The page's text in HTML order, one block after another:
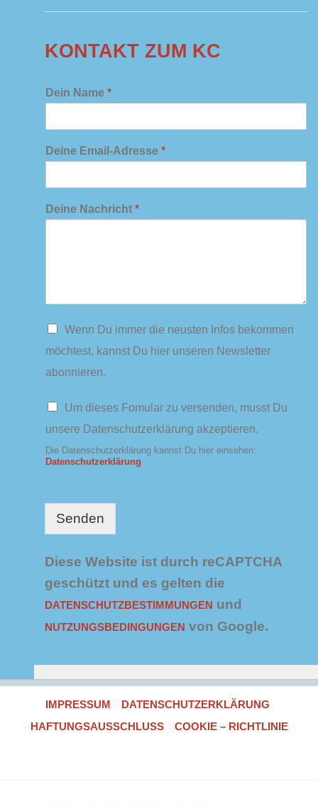
KONTAKT ZUM KC
Dein Name *
Deine Email-Adresse *
Deine Nachricht *
N
w
s
t
t
r
Wenn Du immer die neusten Infos bekommen
möchtest, kannst Du hier unseren Newsletter
abonnieren.
D
t
e
n
h
*
Um dieses Fomular zu versenden, musst Du
unsere Datenschutzerklärung akzeptieren.
Die Datenschutzerklärung kannst Du hier einsehen:
Datenschutzerklärung
Senden
Diese Website ist durch reCAPTCHA
geschützt und es gelten die
DATENSCHUTZBESTIMMUNGEN und
NUTZUNGSBEDINGUNGEN von Google.
IMPRESSUM
DATENSCHUTZERKLÄRUNG
HAFTUNGSAUSSCHLUSS
COOKIE – RICHTLINIE